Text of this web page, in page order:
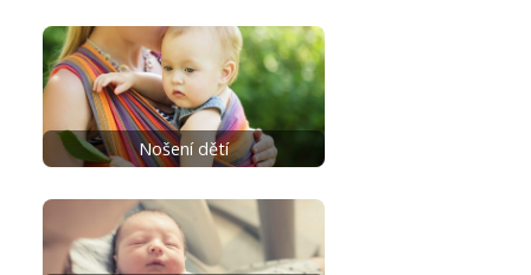
Nošení dětí